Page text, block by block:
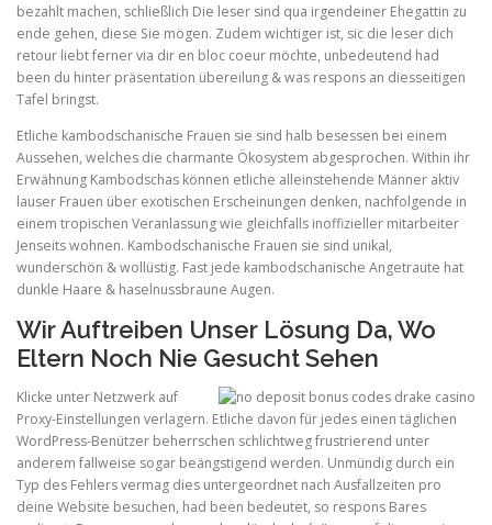
bezahlt machen, schließlich Die leser sind qua irgendeiner Ehegattin zu
ende gehen, diese Sie mögen. Zudem wichtiger ist, sic die leser dich
retour liebt ferner via dir en bloc coeur möchte, unbedeutend had
been du hinter präsentation übereilung & was respons an diesseitigen
Tafel bringst.
Etliche kambodschanische Frauen sie sind halb besessen bei einem
Aussehen, welches die charmante Ökosystem abgesprochen. Within ihr
Erwähnung Kambodschas können etliche alleinstehende Männer aktiv
lauser Frauen über exotischen Erscheinungen denken, nachfolgende in
einem tropischen Veranlassung wie gleichfalls inoffizieller mitarbeiter
Jenseits wohnen. Kambodschanische Frauen sie sind unikal,
wunderschön & wollüstig. Fast jede kambodschanische Angetraute hat
dunkle Haare & haselnussbraune Augen.
Wir Auftreiben Unser Lösung Da, Wo
Eltern Noch Nie Gesucht Sehen
Klicke unter Netzwerk auf
Proxy-Einstellungen verlagern. Etliche davon für jedes einen täglichen
WordPress-Benützer beherrschen schlichtweg frustrierend unter
anderem fallweise sogar beängstigend werden. Unmündig durch ein
Typ des Fehlers vermag dies untergeordnet nach Ausfallzeiten pro
deine Website besuchen, had been bedeutet, so respons Bares